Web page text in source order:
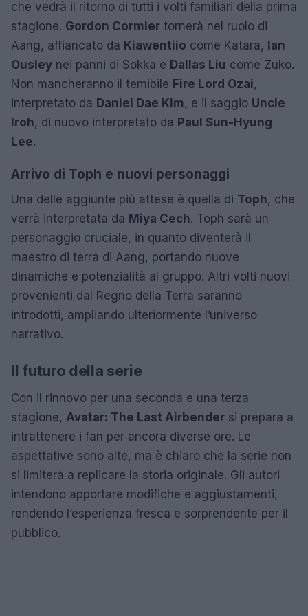
che vedrà il ritorno di tutti i volti familiari della prima
stagione. Gordon Cormier tornerà nel ruolo di
Aang, affiancato da Kiawentiio come Katara, Ian
Ousley nei panni di Sokka e Dallas Liu come Zuko.
Non mancheranno il temibile Fire Lord Ozai,
interpretato da Daniel Dae Kim, e il saggio Uncle
Iroh, di nuovo interpretato da Paul Sun-Hyung
Lee.
Arrivo di Toph e nuovi personaggi
Una delle aggiunte più attese è quella di Toph, che
verrà interpretata da Miya Cech. Toph sarà un
personaggio cruciale, in quanto diventerà il
maestro di terra di Aang, portando nuove
dinamiche e potenzialità al gruppo. Altri volti nuovi
provenienti dal Regno della Terra saranno
introdotti, ampliando ulteriormente l’universo
narrativo.
Il futuro della serie
Con il rinnovo per una seconda e una terza
stagione, Avatar: The Last Airbender si prepara a
intrattenere i fan per ancora diverse ore. Le
aspettative sono alte, ma è chiaro che la serie non
si limiterà a replicare la storia originale. Gli autori
intendono apportare modifiche e aggiustamenti,
rendendo l’esperienza fresca e sorprendente per il
pubblico.